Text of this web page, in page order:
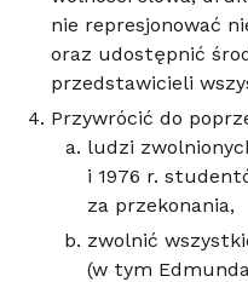
nie represjonować
oraz udostępnić
przedstawicieli
Przywrócić do
ludzi
i 1976 r.
za przekonania,
zwolnić
(w tym